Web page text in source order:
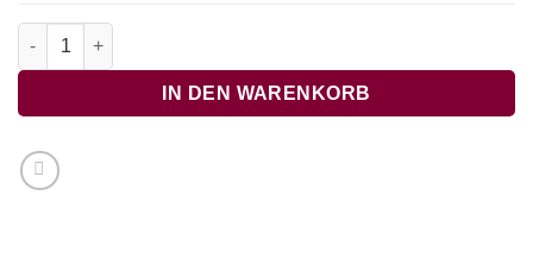
Riesengebirglers Heimatlied Menge
IN DEN WARENKORB